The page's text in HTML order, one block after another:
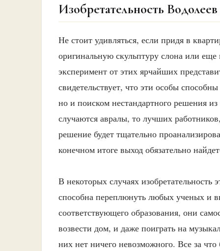
Изобретательность Водолеев
Не стоит удивляться, если придя в
оригинальную скульптуру слона или
эксперимент от этих ярчайших
свидетельствует, что эти особы
но и поиском нестандартного решения
случаются авралы, то лучших
решение будет тщательно
конечном итоге выход обязательно
В некоторых случаях изобретательность
способна переплюнуть любых ученых и
соответствующего образования, они
возвести дом, и даже поиграть на
них нет ничего невозможного. Все за